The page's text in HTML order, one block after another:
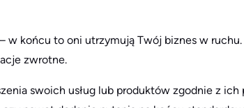
w końcu to oni utrzymują Twój biznes w ruchu.
zwrotne.
swoich usług lub produktów zgodnie z